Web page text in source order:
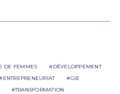
DE FEMMES
DÉVELOPPEMENT
ENTREPRENEURIAT
GIE
TRANSFORMATION